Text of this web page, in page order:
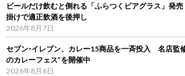
ビールだけ飲むと倒れる「ふらつくビアグラス」発
掛けで適正飲酒を後押し
2026年8月7日
セブン‐イレブン、カレー15商品を一斉投入 名店監
のカレーフェス”を開催中
2026年8月6日